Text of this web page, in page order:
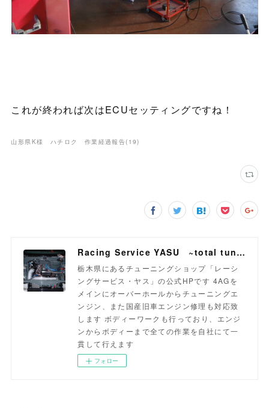
これが終われば次はECUセッティングですね！
山形県K様 ハチロク 作業経過報告( 19)
Racing Service YASU ~total tuning proshop~
栃木県にあるチューニングショップ「レーシ
ングサービス・ヤス」の公式HPです 4AGを
メインにオーバーホールからチューニングエ
ンジン、また国産旧車エンジン修理も対応致
します ボディーワークも行っており、エンジ
ンからボディーまで全ての作業を自社にて一
貫して行えます
フォロー